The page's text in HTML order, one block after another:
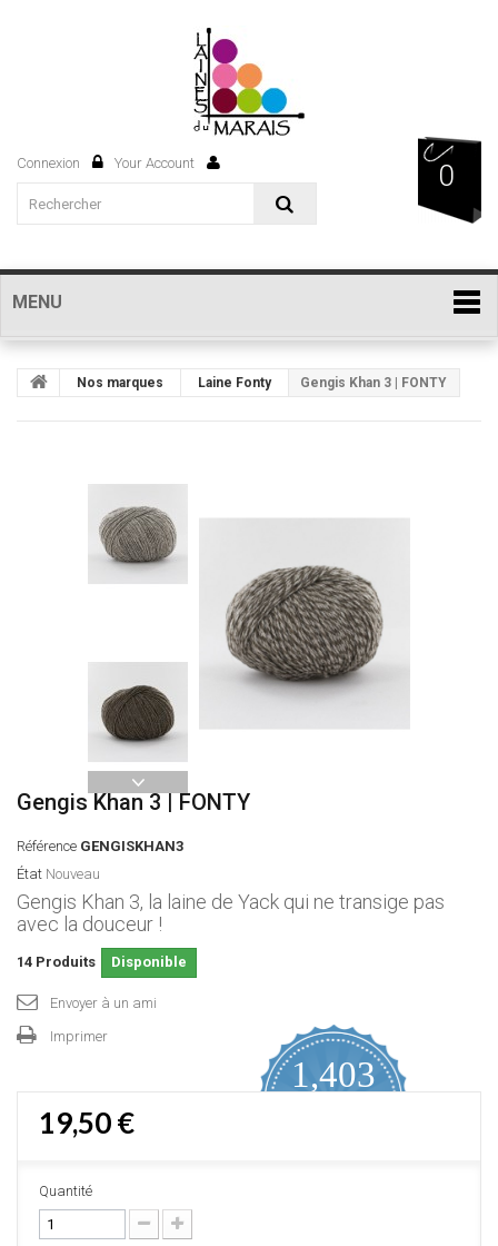
0
Connexion Your Account
MENU
Nos marques Laine Fonty Gengis Khan 3 | FONTY
Gengis Khan 3 | FONTY
Référence GENGISKHAN3
État Nouveau
Gengis Khan 3, la laine de Yack qui ne transige pas
avec la douceur !
14 Produits Disponible
Envoyer à un ami
1,403
Imprimer
19,50 €
Quantité